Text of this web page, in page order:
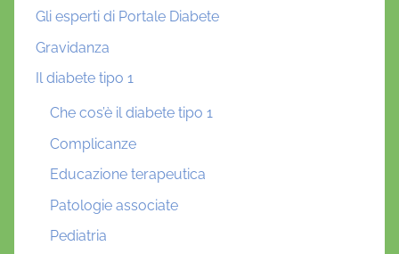
Gli esperti di Portale Diabete
Gravidanza
Il diabete tipo 1
Che cos’è il diabete tipo 1
Complicanze
Educazione terapeutica
Patologie associate
Pediatria